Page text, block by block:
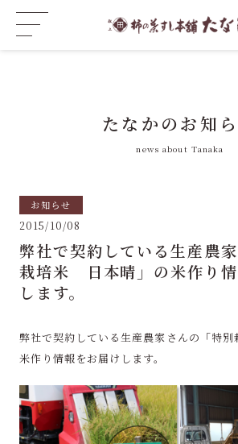
たなかのお知
news about Tanaka
お知らせ
2015/10/08
弊社で契約している生産農
栽培米 日本晴」の米作り
します。
弊社で契約している生産農家さんの「特
米作り情報をお届けします。